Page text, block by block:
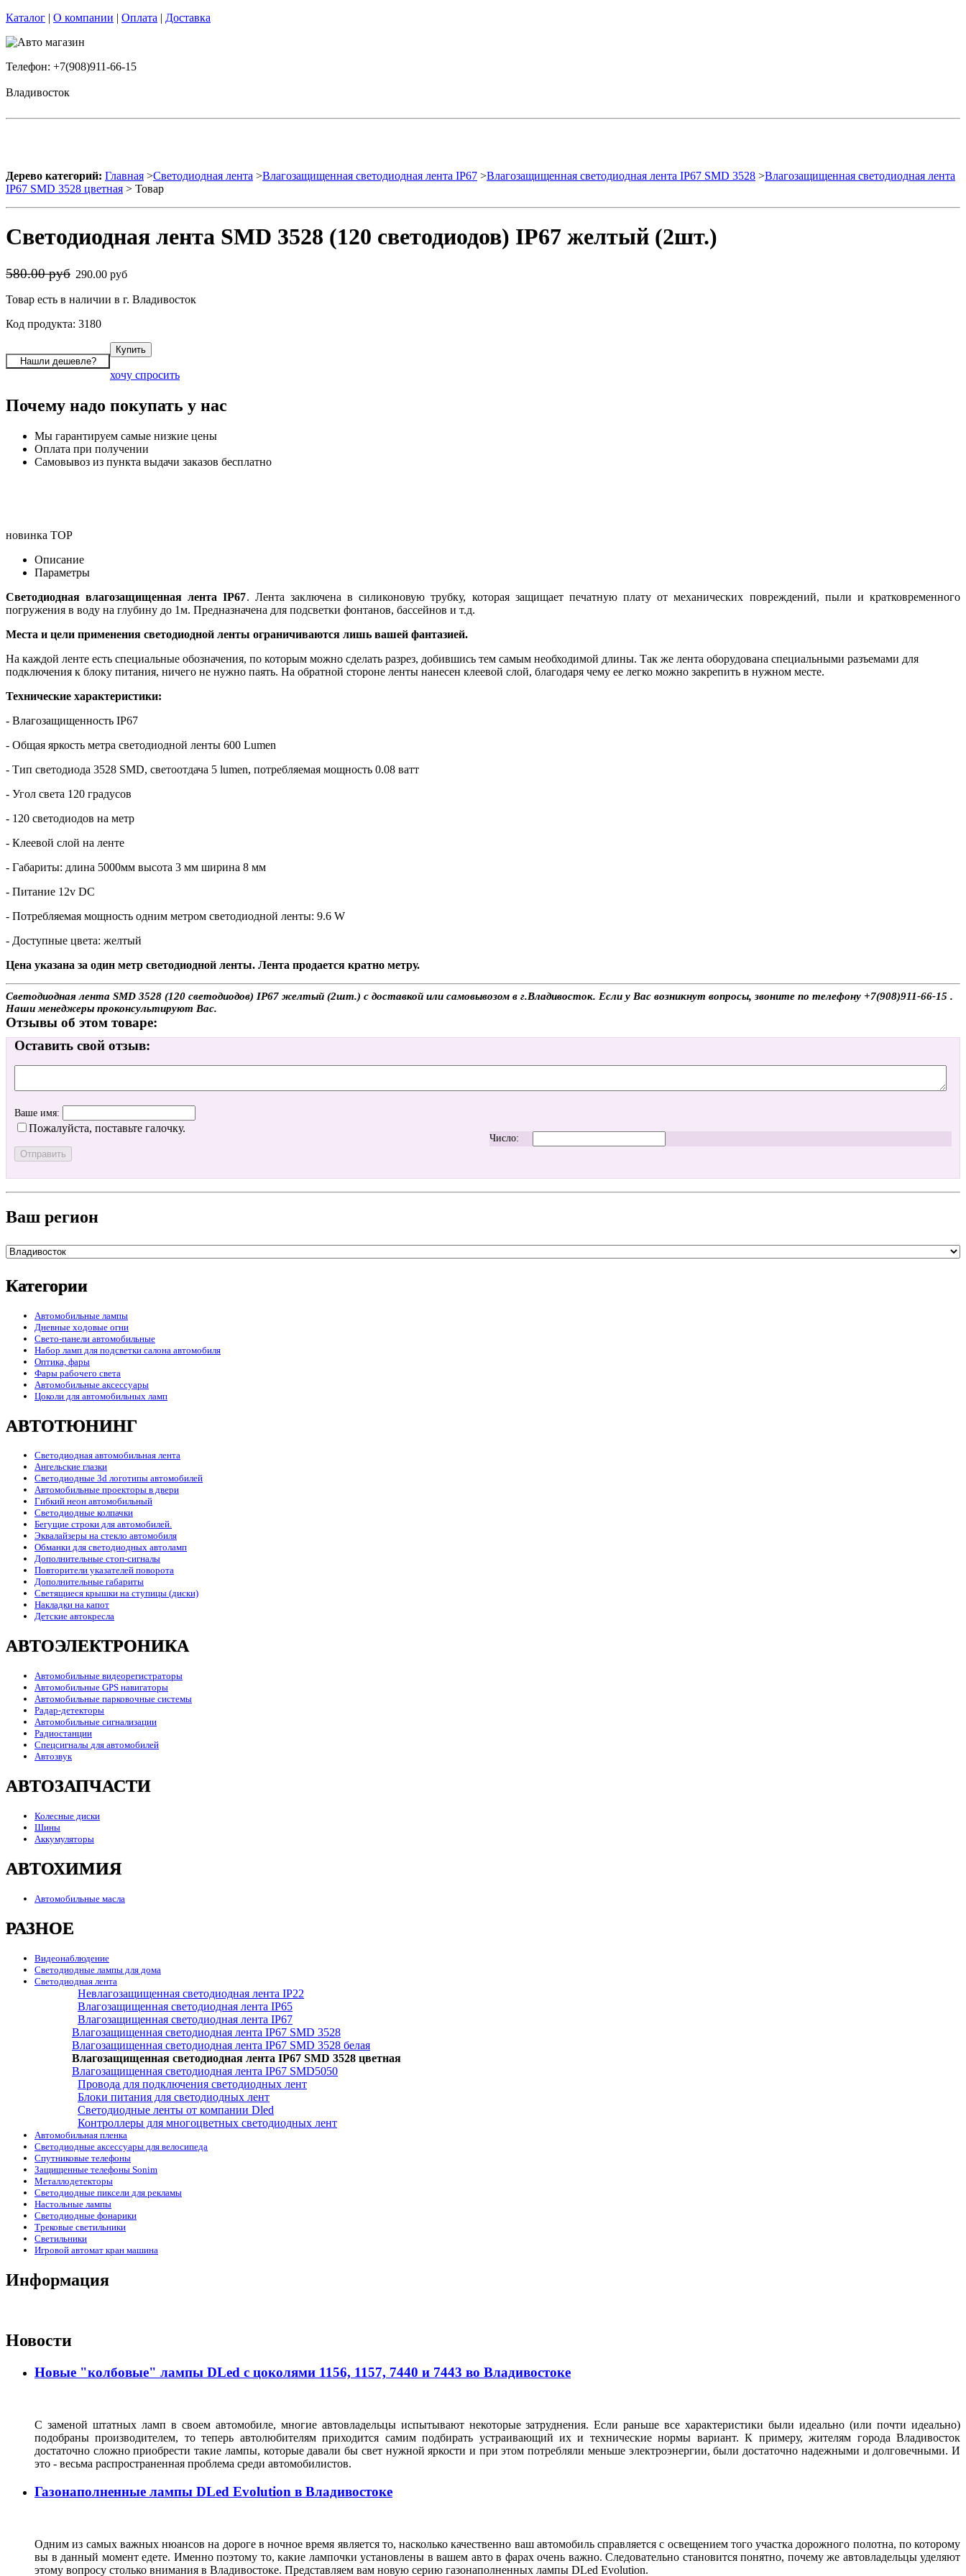
Каталог | О компании | Оплата | Доставка
Телефон: +7(908)911-66-15
Владивосток
Дерево категорий: Главная >Светодиодная лента >Влагозащищенная светодиодная лента IP67 >Влагозащищенная светодиодная лента IP67 SMD 3528 >Влагозащищенная светодиодная лента
IP67 SMD 3528 цветная > Товар
Светодиодная лента SMD 3528 (120 светодиодов) IP67 желтый (2шт.)
580.00 руб 290.00 руб
Товар есть в наличии в г. Владивосток
Код продукта: 3180
хочу спросить
Почему надо покупать у нас
Мы гарантируем самые низкие цены
Оплата при получении
Самовывоз из пункта выдачи заказов бесплатно
новинка TOP
Описание
Параметры
Светодиодная влагозащищенная лента IP67. Лента заключена в силиконовую трубку, которая защищает печатную плату от механических повреждений, пыли и кратковременного
погружения в воду на глубину до 1м. Предназначена для подсветки фонтанов, бассейнов и т.д.
Места и цели применения светодиодной ленты ограничиваются лишь вашей фантазией.
На каждой ленте есть специальные обозначения, по которым можно сделать разрез, добившись тем самым необходимой длины. Так же лента оборудована специальными разъемами для
подключения к блоку питания, ничего не нужно паять. На обратной стороне ленты нанесен клеевой слой, благодаря чему ее легко можно закрепить в нужном месте.
Технические характеристики:
- Влагозащищенность IP67
- Общая яркость метра светодиодной ленты 600 Lumen
- Тип светодиода 3528 SMD, светоотдача 5 lumen, потребляемая мощность 0.08 ватт
- Угол света 120 градусов
- 120 светодиодов на метр
- Клеевой слой на ленте
- Габариты: длина 5000мм высота 3 мм ширина 8 мм
- Питание 12v DC
- Потребляемая мощность одним метром светодиодной ленты: 9.6 W
- Доступные цвета: желтый
Цена указана за один метр светодиодной ленты. Лента продается кратно метру.
Светодиодная лента SMD 3528 (120 светодиодов) IP67 желтый (2шт.) с доставкой или самовывозом в г.Владивосток. Если у Вас возникнут вопросы, звоните по телефону +7(908)911-66-15 .
Наши менеджеры проконсультируют Вас.
Отзывы об этом товаре:
Оставить свой отзыв:
Ваше имя:
Пожалуйста, поставьте галочку.
Число:
Ваш регион
Категории
Автомобильные лампы
Дневные ходовые огни
Свето-панели автомобильные
Набор ламп для подсветки салона автомобиля
Оптика, фары
Фары рабочего света
Автомобильные аксессуары
Цоколи для автомобильных ламп
АВТОТЮНИНГ
Светодиодная автомобильная лента
Ангельские глазки
Светодиодные 3d логотипы автомобилей
Автомобильные проекторы в двери
Гибкий неон автомобильный
Светодиодные колпачки
Бегущие строки для автомобилей.
Эквалайзеры на стекло автомобиля
Обманки для светодиодных автоламп
Дополнительные стоп-сигналы
Повторители указателей поворота
Дополнительные габариты
Светящиеся крышки на ступицы (диски)
Накладки на капот
Детские автокресла
АВТОЭЛЕКТРОНИКА
Автомобильные видеорегистраторы
Автомобильные GPS навигаторы
Автомобильные парковочные системы
Радар-детекторы
Автомобильные сигнализации
Радиостанции
Спецсигналы для автомобилей
Автозвук
АВТОЗАПЧАСТИ
Колесные диски
Шины
Аккумуляторы
АВТОХИМИЯ
Автомобильные масла
РАЗНОЕ
Видеонаблюдение
Светодиодные лампы для дома
Светодиодная лента
Невлагозащищенная светодиодная лента IP22
Влагозащищенная светодиодная лента IP65
Влагозащищенная светодиодная лента IP67
Влагозащищенная светодиодная лента IP67 SMD 3528
Влагозащищенная светодиодная лента IP67 SMD 3528 белая
Влагозащищенная светодиодная лента IP67 SMD 3528 цветная
Влагозащищенная светодиодная лента IP67 SMD5050
Провода для подключения светодиодных лент
Блоки питания для светодиодных лент
Светодиодные ленты от компании Dled
Контроллеры для многоцветных светодиодных лент
Автомобильная пленка
Светодиодные аксессуары для велосипеда
Спутниковые телефоны
Защищенные телефоны Sonim
Металлодетекторы
Светодиодные пиксели для рекламы
Настольные лампы
Светодиодные фонарики
Трековые светильники
Светильники
Игровой автомат кран машина
Информация
Новости
Новые "колбовые" лампы DLed с цоколями 1156, 1157, 7440 и 7443 во Владивостоке
С заменой штатных ламп в своем автомобиле, многие автовладельцы испытывают некоторые затруднения. Если раньше все характеристики были идеально (или почти идеально)
подобраны производителем, то теперь автолюбителям приходится самим подбирать устраивающий их и технические нормы вариант. К примеру, жителям города Владивосток
достаточно сложно приобрести такие лампы, которые давали бы свет нужной яркости и при этом потребляли меньше электроэнергии, были достаточно надежными и долговечными. И
это - весьма распространенная проблема среди автомобилистов.
Газонаполненные лампы DLed Evolution в Владивостоке
Одним из самых важных нюансов на дороге в ночное время является то, насколько качественно ваш автомобиль справляется с освещением того участка дорожного полотна, по которому
вы в данный момент едете. Именно поэтому то, какие лампочки установлены в вашем авто в фарах очень важно. Следовательно становится понятно, почему же автовладельцы уделяют
этому вопросу столько внимания в Владивостоке. Представляем вам новую серию газонаполненных лампы DLed Evolution.